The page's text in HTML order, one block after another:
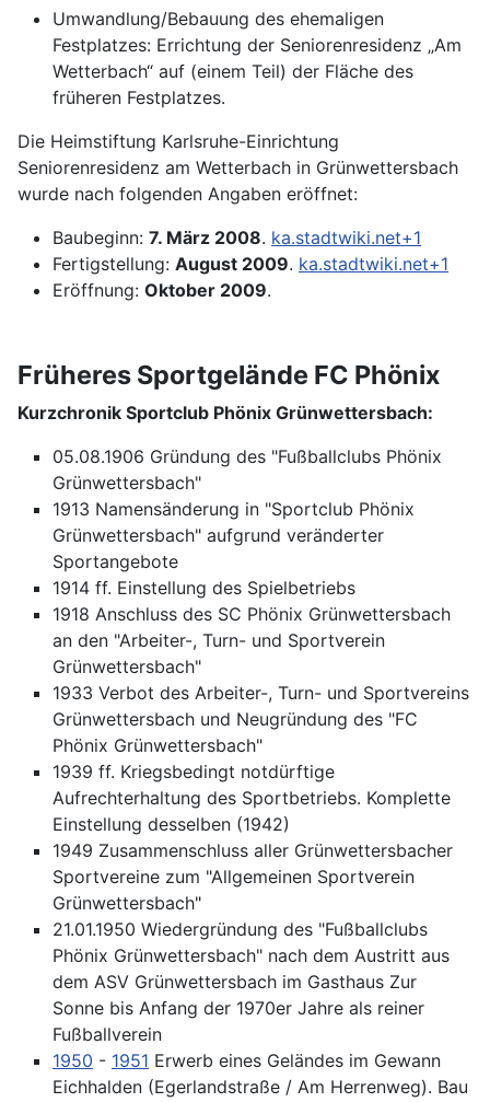
Umwandlung/Bebauung des ehemaligen
Festplatzes: Errichtung der Seniorenresidenz „Am
Wetterbach“ auf (einem Teil) der Fläche des
früheren Festplatzes.
Die Heimstiftung Karlsruhe-Einrichtung
Seniorenresidenz am Wetterbach in Grünwettersbach
wurde nach folgenden Angaben eröffnet:
Baubeginn: 7. März 2008. ka.stadtwiki.net+1
Fertigstellung: August 2009. ka.stadtwiki.net+1
Eröffnung: Oktober 2009.
Früheres Sportgelände FC Phönix
Kurzchronik Sportclub Phönix Grünwettersbach:
05.08.1906 Gründung des "Fußballclubs Phönix
Grünwettersbach"
1913 Namensänderung in "Sportclub Phönix
Grünwettersbach" aufgrund veränderter
Sportangebote
1914 ff. Einstellung des Spielbetriebs
1918 Anschluss des SC Phönix Grünwettersbach
an den "Arbeiter-, Turn- und Sportverein
Grünwettersbach"
1933 Verbot des Arbeiter-, Turn- und Sportvereins
Grünwettersbach und Neugründung des "FC
Phönix Grünwettersbach"
1939 ff. Kriegsbedingt notdürftige
Aufrechterhaltung des Sportbetriebs. Komplette
Einstellung desselben (1942)
1949 Zusammenschluss aller Grünwettersbacher
Sportvereine zum "Allgemeinen Sportverein
Grünwettersbach"
21.01.1950 Wiedergründung des "Fußballclubs
Phönix Grünwettersbach" nach dem Austritt aus
dem ASV Grünwettersbach im Gasthaus Zur
Sonne bis Anfang der 1970er Jahre als reiner
Fußballverein
1950 - 1951 Erwerb eines Geländes im Gewann
Eichhalden (Egerlandstraße / Am Herrenweg). Bau